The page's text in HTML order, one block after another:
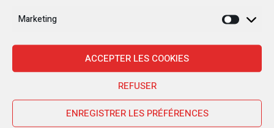
Marketing
ACCEPTER LES COOKIES
REFUSER
ENREGISTRER LES PRÉFÉRENCES
la violence à Yumbi